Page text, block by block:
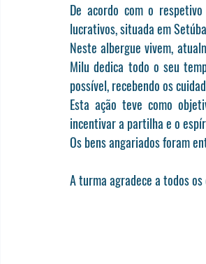
De acordo com o respetivo
lucrativos, situada em
Neste albergue vivem,
Milu dedica todo o seu
possível, recebendo os
Esta ação teve como
incentivar a partilha e o
Os bens angariados foram
A turma agradece a todos